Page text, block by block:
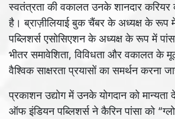
स्वतंत्रता की वकालत उनके शानदार करियर
है। ब्राज़ीलियाई बुक चैंबर के अध्यक्ष के
पब्लिशर्स एसोसिएशन के अध्यक्ष के रूप में
भीतर समावेशिता, विविधता और वकालत के
वैश्विक साक्षरता प्रयासों का समर्थन करना
प्रकाशन उद्योग में उनके योगदान को
ऑफ इंडियन पब्लिशर्स ने कैरिन पांसा को